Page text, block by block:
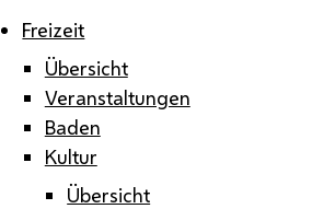
Freizeit
Übersicht
Veranstaltungen
Baden
Kultur
Übersicht